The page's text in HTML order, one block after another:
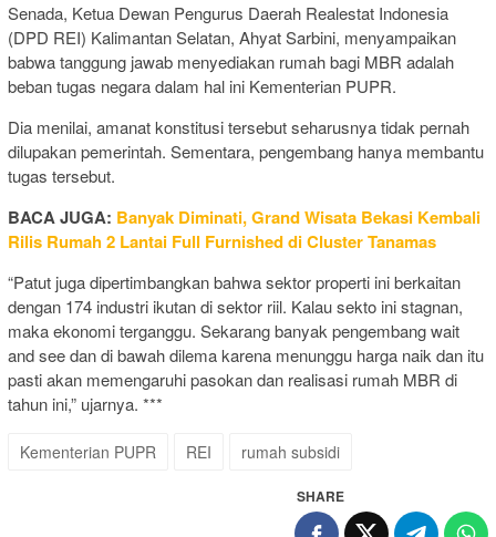
Senada, Ketua Dewan Pengurus Daerah Realestat Indonesia
(DPD REI) Kalimantan Selatan, Ahyat Sarbini, menyampaikan
babwa tanggung jawab menyediakan rumah bagi MBR adalah
beban tugas negara dalam hal ini Kementerian PUPR.
Dia menilai, amanat konstitusi tersebut seharusnya tidak pernah
dilupakan pemerintah. Sementara, pengembang hanya membantu
tugas tersebut.
BACA JUGA: Banyak Diminati, Grand Wisata Bekasi Kembali
Rilis Rumah 2 Lantai Full Furnished di Cluster Tanamas
“Patut juga dipertimbangkan bahwa sektor properti ini berkaitan
dengan 174 industri ikutan di sektor riil. Kalau sekto ini stagnan,
maka ekonomi terganggu. Sekarang banyak pengembang wait
and see dan di bawah dilema karena menunggu harga naik dan itu
pasti akan memengaruhi pasokan dan realisasi rumah MBR di
tahun ini,” ujarnya. ***
Kementerian PUPR REI rumah subsidi
SHARE